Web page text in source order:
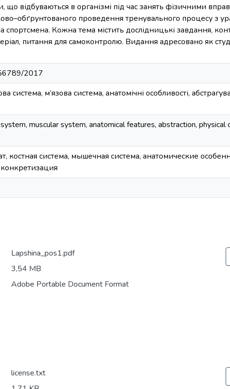
що відбуваються в організмі під час занять фізичними
проведення тренувального процесу з
спортсмена. Кожна тема містить дослідницькі завдання,
питання для самоконтролю. Видання адресовано як
2017
система, м’язова система, анатомічні особливості,
muscular system, anatomical features, abstraction, physical
костная система, мышечная система, анатомические
Lapshina_pos1.pdf
3,54 MB
Adobe Portable Document Format
license.txt